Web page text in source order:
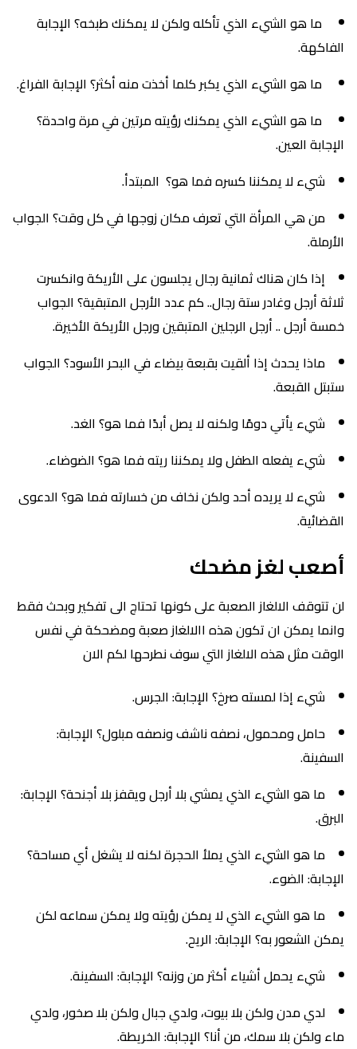
ما هو الشيء الذي تأكله ولكن لا يمكنك طبخه؟ الإجابة
الفاكهة.
ما هو الشيء الذي يكبر كلما أخذت منه أكثر؟ الإجابة الفراغ.
ما هو الشيء الذي يمكنك رؤيته مرتين في مرة واحدة؟
الإجابة العين.
شيء لا يمكننا كسره فما هو؟ المبتدأ.
من هي المرأة التي تعرف مكان زوجها في كل وقت؟ الجواب
الأرملة.
إذا كان هناك ثمانية رجال يجلسون على الأريكة وانكسرت
ثلاثة أرجل وغادر ستة رجال.. كم عدد الأرجل المتبقية؟ الجواب
خمسة أرجل .. أرجل الرجلين المتبقين ورجل الأريكة الأخيرة.
ماذا يحدث إذا ألقيت بقبعة بيضاء في البحر الأسود؟ الجواب
ستبتل القبعة.
شيء يأتي دومًا ولكنه لا يصل أبدًا فما هو؟ الغد.
شيء يفعله الطفل ولا يمكننا ريته فما هو؟ الضوضاء.
شيء لا يريده أحد ولكن نخاف من خسارته فما هو؟ الدعوى
القضائية.
أصعب لغز مضحك
لن تتوقف الالغاز الصعبة على كونها تحتاج الى تفكير وبحث فقط
وانما يمكن ان تكون هذه االالغاز صعبة ومضحكة في نفس
الوقت مثل هذه الالغاز التي سوف نطرحها لكم الان
شيء إذا لمسته صرخ؟ الإجابة: الجرس.
حامل ومحمول، نصفه ناشف ونصفه مبلول؟ الإجابة:
السفينة.
ما هو الشيء الذي يمشي بلا أرجل ويقفز بلا أجنحة؟ الإجابة:
البرق.
ما هو الشيء الذي يملأ الحجرة لكنه لا يشغل أي مساحة؟
الإجابة: الضوء.
ما هو الشيء الذي لا يمكن رؤيته ولا يمكن سماعه لكن
يمكن الشعور به؟ الإجابة: الريح.
شيء يحمل أشياء أكثر من وزنه؟ الإجابة: السفينة.
لدي مدن ولكن بلا بيوت، ولدي جبال ولكن بلا صخور، ولدي
ماء ولكن بلا سمك، من أنا؟ الإجابة: الخريطة.